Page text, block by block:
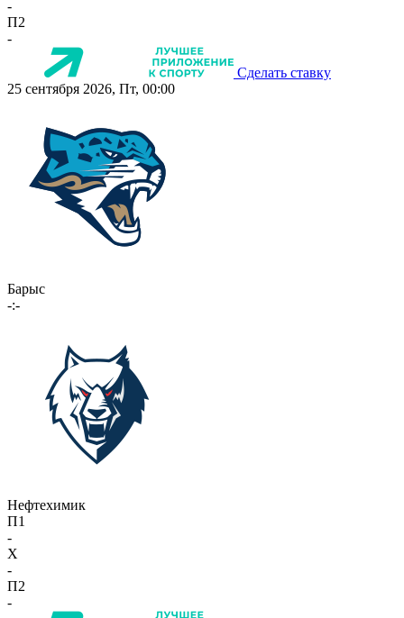
-
П2
-
Сделать ставку
25 сентября 2026, Пт, 00:00
Барыс
-:-
Нефтехимик
П1
-
X
-
П2
-